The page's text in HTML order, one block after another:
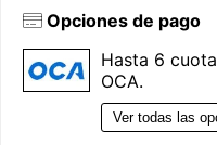
Opciones de pago
Hasta 6
OCA.
Ver todas las